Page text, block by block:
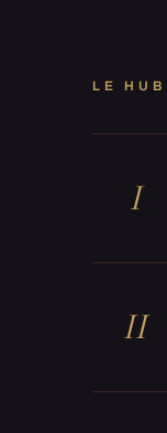
LE HUB
I
II